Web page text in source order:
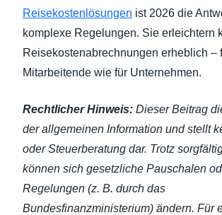
Reisekostenlösungen ist 2026 die
komplexe Regelungen. Sie erleichtern
Reisekostenabrechnungen erheblich –
Mitarbeitende wie für Unternehmen.
Rechtlicher Hinweis: Dieser Beitrag
der allgemeinen Information und stellt
oder Steuerberatung dar. Trotz
können sich gesetzliche Pauschalen
Regelungen (z. B. durch das
Bundesfinanzministerium) ändern. Für